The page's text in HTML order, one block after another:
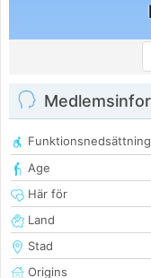
Funktionsnedsättning
Age
Här för
Land
Stad
Origins